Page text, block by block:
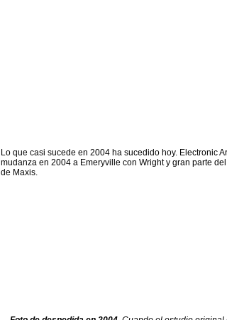
Lo que casi sucede en 2004 ha sucedido hoy. Electronic
mudanza en 2004 a Emeryville con Wright y gran parte
de Maxis.